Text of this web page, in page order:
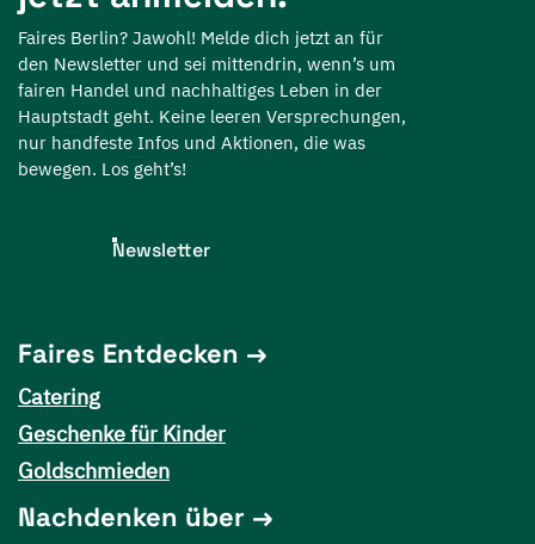
Faires Berlin? Jawohl! Melde dich jetzt an für
den Newsletter und sei mittendrin, wenn’s um
fairen Handel und nachhaltiges Leben in der
Hauptstadt geht. Keine leeren Versprechungen,
nur handfeste Infos und Aktionen, die was
bewegen. Los geht’s!
Newsletter
Faires Entdecken
Catering
Geschenke für Kinder
Goldschmieden
Nachdenken über